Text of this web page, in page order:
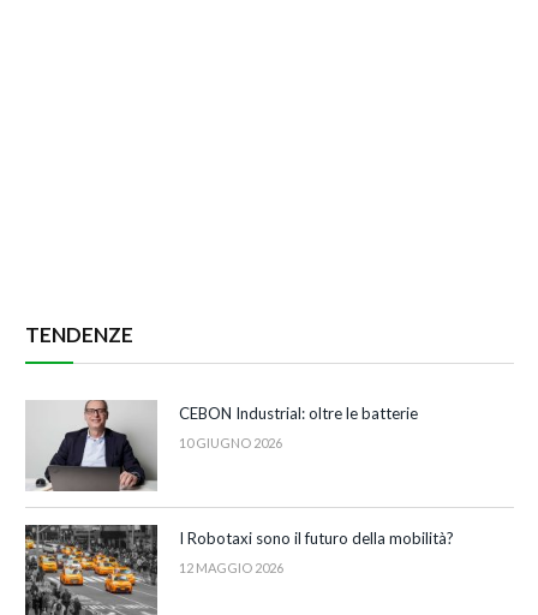
TENDENZE
CEBON Industrial: oltre le batterie
10 GIUGNO 2026
I Robotaxi sono il futuro della mobilità?
12 MAGGIO 2026